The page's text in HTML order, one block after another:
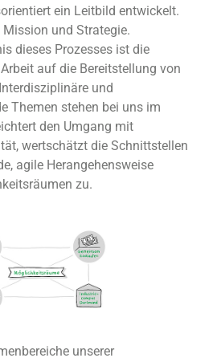
ein Leitbild entwickelt.
und Strategie.
dieses Prozesses ist die
auf die Bereitstellung von
und
Themen stehen bei uns im
den Umgang mit
wertschätzt die Schnittstellen
agile Herangehensweise
zu.
unserer